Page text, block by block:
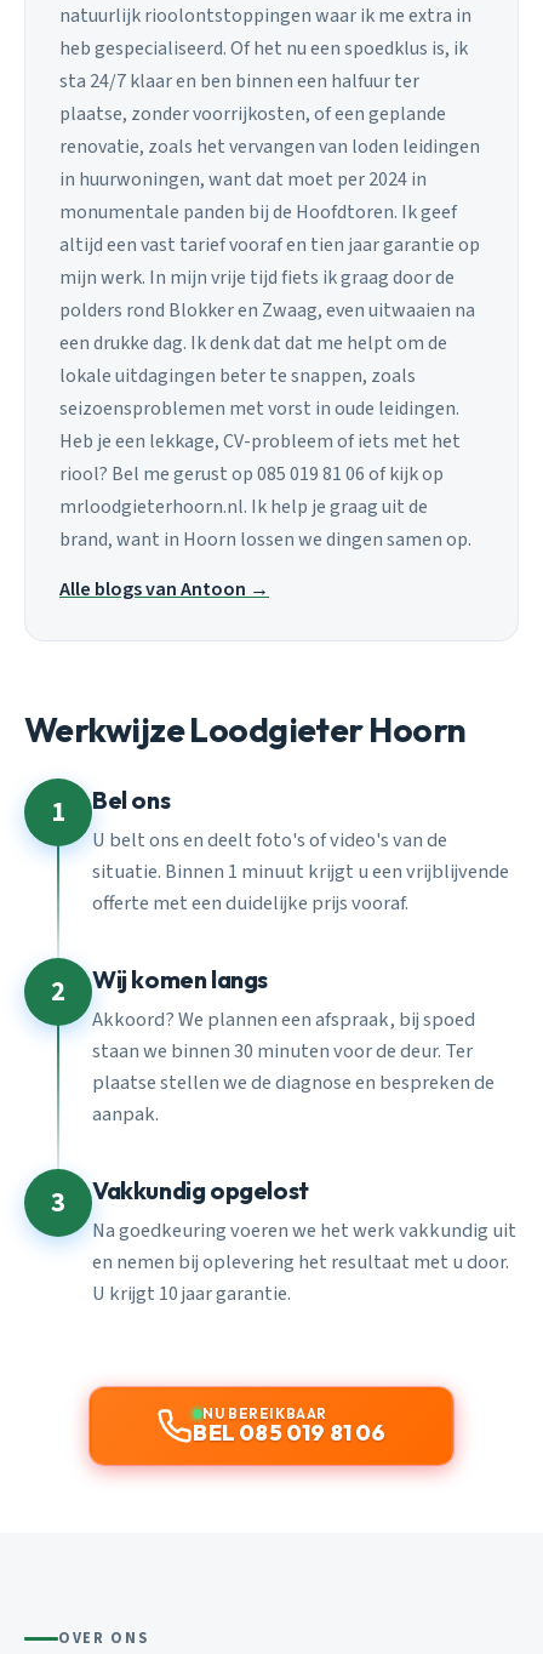
natuurlijk rioolontstoppingen waar ik me extra in
heb gespecialiseerd. Of het nu een spoedklus is, ik
sta 24/7 klaar en ben binnen een halfuur ter
plaatse, zonder voorrijkosten, of een geplande
renovatie, zoals het vervangen van loden leidingen
in huurwoningen, want dat moet per 2024 in
monumentale panden bij de Hoofdtoren. Ik geef
altijd een vast tarief vooraf en tien jaar garantie op
mijn werk. In mijn vrije tijd fiets ik graag door de
polders rond Blokker en Zwaag, even uitwaaien na
een drukke dag. Ik denk dat dat me helpt om de
lokale uitdagingen beter te snappen, zoals
seizoensproblemen met vorst in oude leidingen.
Heb je een lekkage, CV-probleem of iets met het
riool? Bel me gerust op 085 019 81 06 of kijk op
mrloodgieterhoorn.nl. Ik help je graag uit de
brand, want in Hoorn lossen we dingen samen op.
Alle blogs van Antoon →
Werkwijze Loodgieter Hoorn
1 Bel ons
U belt ons en deelt foto's of video's van de
situatie. Binnen 1 minuut krijgt u een vrijblijvende
offerte met een duidelijke prijs vooraf.
2 Wij komen langs
Akkoord? We plannen een afspraak, bij spoed
staan we binnen 30 minuten voor de deur. Ter
plaatse stellen we de diagnose en bespreken de
aanpak.
3 Vakkundig opgelost
Na goedkeuring voeren we het werk vakkundig uit
en nemen bij oplevering het resultaat met u door.
U krijgt 10 jaar garantie.
NU BEREIKBAAR
BEL 085 019 81 06
OVER ONS